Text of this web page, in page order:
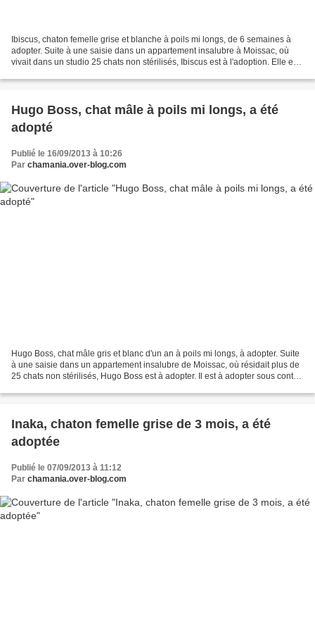
Ibiscus, chaton femelle grise et blanche à poils mi longs, de 6 semaines à
adopter. Suite à une saisie dans un appartement insalubre à Moissac, où
vivait dans un studio 25 chats non stérilisés, Ibiscus est à l'adoption. Elle est
Hugo Boss, chat mâle à poils mi longs, a été
adopté
Publié le 16/09/2013 à 10:26
Par chamania.over-blog.com
Hugo Boss, chat mâle gris et blanc d'un an à poils mi longs, à adopter. Suite
à une saisie dans un appartement insalubre de Moissac, où résidait plus de
25 chats non stérilisés, Hugo Boss est à adopter. Il est à adopter sous contrat
Inaka, chaton femelle grise de 3 mois, a été
adoptée
Publié le 07/09/2013 à 11:12
Par chamania.over-blog.com